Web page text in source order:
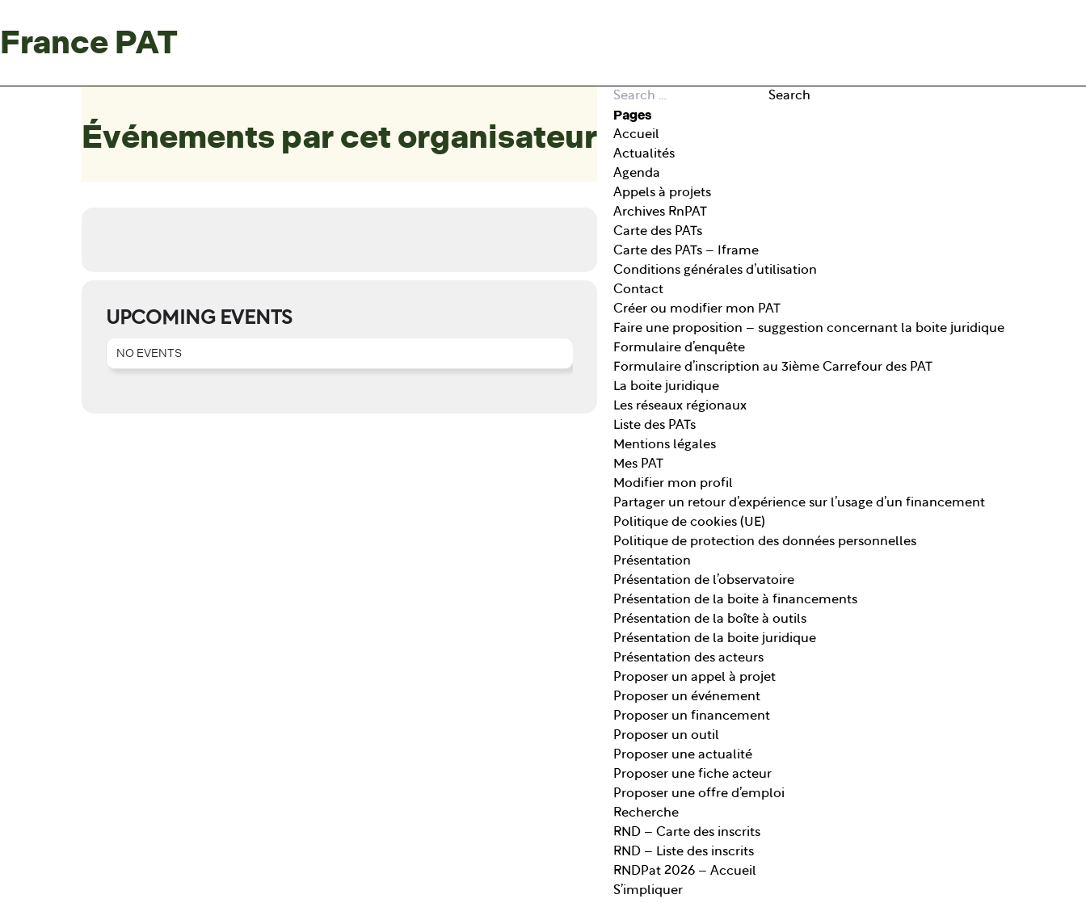
France PAT
Événements par cet organisateur
UPCOMING EVENTS
NO EVENTS
Search for: Search
Pages
Accueil
Actualités
Agenda
Appels à projets
Archives RnPAT
Carte des PATs
Carte des PATs – Iframe
Conditions générales d’utilisation
Contact
Créer ou modifier mon PAT
Faire une proposition – suggestion concernant la boite juridique
Formulaire d’enquête
Formulaire d’inscription au 3ième Carrefour des PAT
La boite juridique
Les réseaux régionaux
Liste des PATs
Mentions légales
Mes PAT
Modifier mon profil
Partager un retour d’expérience sur l’usage d’un financement
Politique de cookies (UE)
Politique de protection des données personnelles
Présentation
Présentation de l’observatoire
Présentation de la boite à financements
Présentation de la boîte à outils
Présentation de la boite juridique
Présentation des acteurs
Proposer un appel à projet
Proposer un événement
Proposer un financement
Proposer un outil
Proposer une actualité
Proposer une fiche acteur
Proposer une offre d’emploi
Recherche
RND – Carte des inscrits
RND – Liste des inscrits
RNDPat 2026 – Accueil
S’impliquer